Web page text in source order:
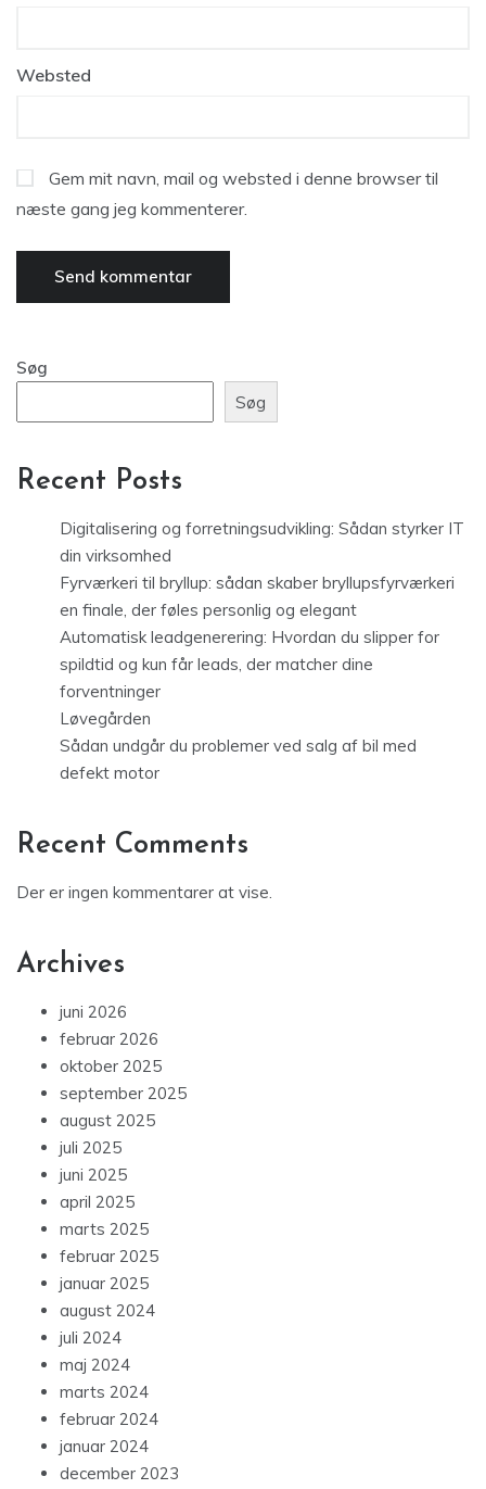
Websted
Gem mit navn, mail og websted i denne browser til
næste gang jeg kommenterer.
Søg
Søg
Recent Posts
Digitalisering og forretningsudvikling: Sådan styrker IT
din virksomhed
Fyrværkeri til bryllup: sådan skaber bryllupsfyrværkeri
en finale, der føles personlig og elegant
Automatisk leadgenerering: Hvordan du slipper for
spildtid og kun får leads, der matcher dine
forventninger
Løvegården
Sådan undgår du problemer ved salg af bil med
defekt motor
Recent Comments
Der er ingen kommentarer at vise.
Archives
juni 2026
februar 2026
oktober 2025
september 2025
august 2025
juli 2025
juni 2025
april 2025
marts 2025
februar 2025
januar 2025
august 2024
juli 2024
maj 2024
marts 2024
februar 2024
januar 2024
december 2023